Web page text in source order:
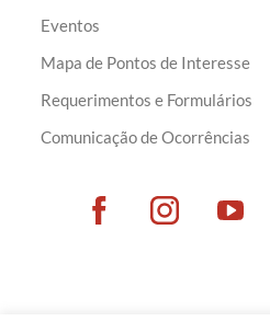
Eventos
Mapa de Pontos de Interesse
Requerimentos e Formulários
Comunicação de Ocorrências